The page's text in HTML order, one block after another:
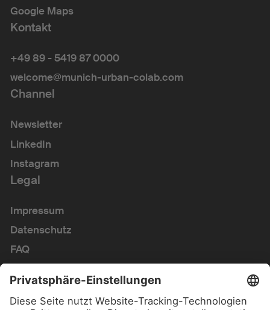
Google Maps
Kontakt
+49 89 - 5419 87 0000
welcome@munich-urban-colab.com
Channel
Newsletter
LinkedIn
Instagram
Legal
Impressum
Datenschutz
FAQ